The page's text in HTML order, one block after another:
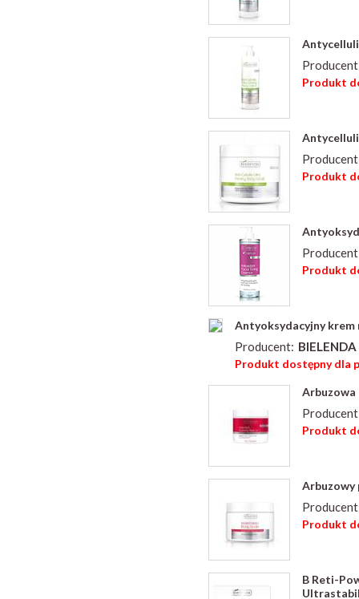
Produkt
Produkt
Produkt
Antyoksydacyjny krem
Producent:
Produkt dostępny dla
Arbuzowa
Produkt
Arbuzowy
Produkt
B Reti-